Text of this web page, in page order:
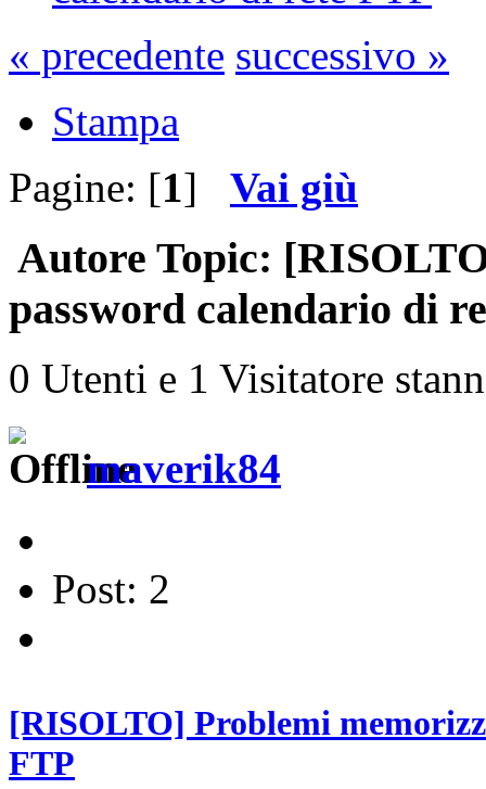
« precedente successivo »
Stampa
Pagine: [1] Vai giù
Autore Topic:
password calendario di
0 Utenti e 1 Visitatore
maverik84
Post: 2
[RISOLTO] Problemi
FTP